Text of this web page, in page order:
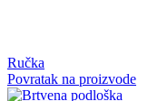
Ručka
Povratak na proizvode